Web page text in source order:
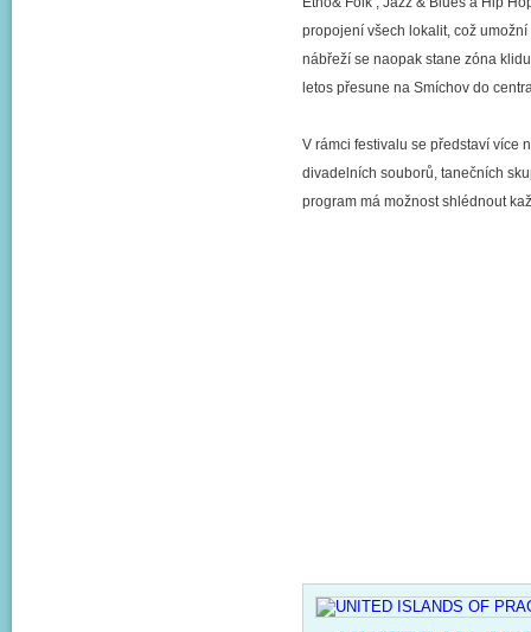
propojení všech lokalit, což
nábřeží se naopak stane zóna
letos přesune na Smíchov do
V rámci festivalu se představí více
divadelních souborů, tanečních
program má možnost shlédnout